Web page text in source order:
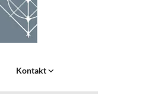
Kontakt